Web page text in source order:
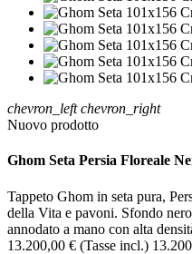
chevron_left chevron_right
Nuovo prodotto
Ghom Seta Persia Floreale
Tappeto Ghom in seta pura,
della Vita e pavoni. Sfondo
annodato a mano con alta
13.200,00 € (Tasse incl.)